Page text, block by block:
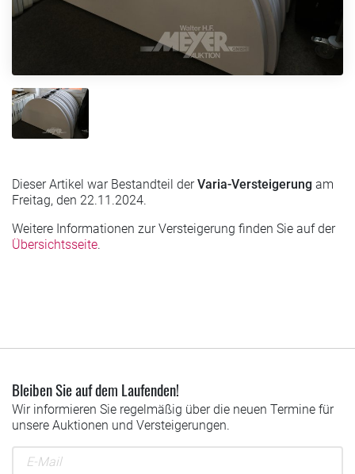
Dieser Artikel war Bestandteil derVaria-Versteigerung am
Freitag, den 22.11.2024.
Weitere Informationen zur Versteigerung finden Sie auf der
Übersichtsseite.
Bleiben Sie auf dem Laufenden!
Wir informieren Sie regelmäßig über die neuen Termine für
unsere Auktionen und Versteigerungen.